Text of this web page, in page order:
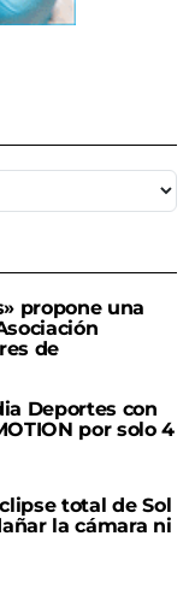
propone una
de
Deportes con
por solo 4
total de Sol
la cámara ni